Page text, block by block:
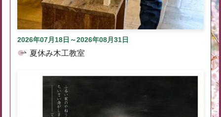
2026年07月18日～2026年08月31日
夏休み木工教室